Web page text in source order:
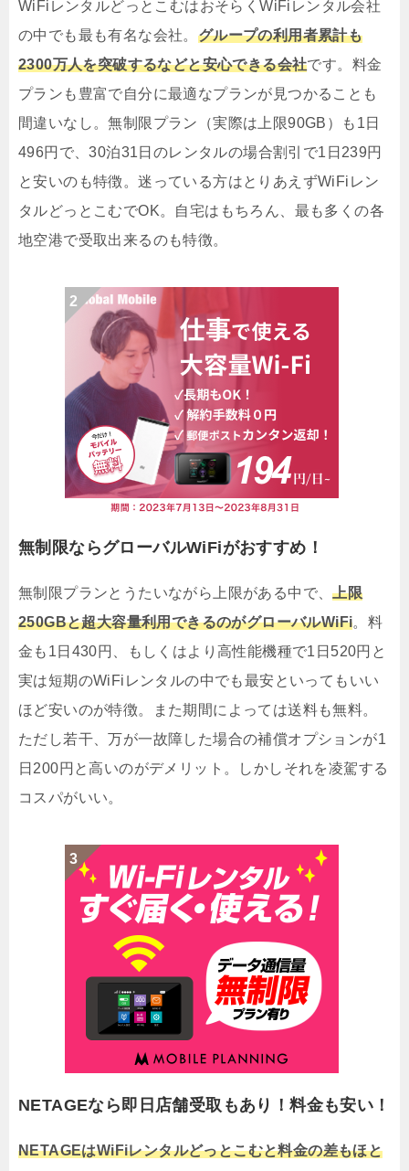
WiFiレンタルどっとこむはおそらくWiFiレンタル会社
の中でも最も有名な会社。 グループの利用者累計も
2300万人を突破するなどと安心できる会社です。料金
プランも豊富で自分に最適なプランが見つかることも
間違いなし。無制限プラン（実際は上限90GB）も1日
496円で、30泊31日のレンタルの場合割引で1日239円
と安いのも特徴。迷っている方はとりあえずWiFiレン
タルどっとこむでOK。自宅はもちろん、最も多くの各
地空港で受取出来るのも特徴。
無制限ならグローバルWiFiがおすすめ！
無制限プランとうたいながら上限がある中で、上限
250GBと超大容量利用できるのがグローバルWiFi。料
金も1日430円、もしくはより高性能機種で1日520円と
実は短期のWiFiレンタルの中でも最安といってもいい
ほど安いのが特徴。また期間によっては送料も無料。
ただし若干、万が一故障した場合の補償オプションが1
日200円と高いのがデメリット。しかしそれを凌駕する
コスパがいい。
NETAGEなら即日店舗受取もあり！料金も安い！
NETAGEはWiFiレンタルどっとこむと料金の差もほと